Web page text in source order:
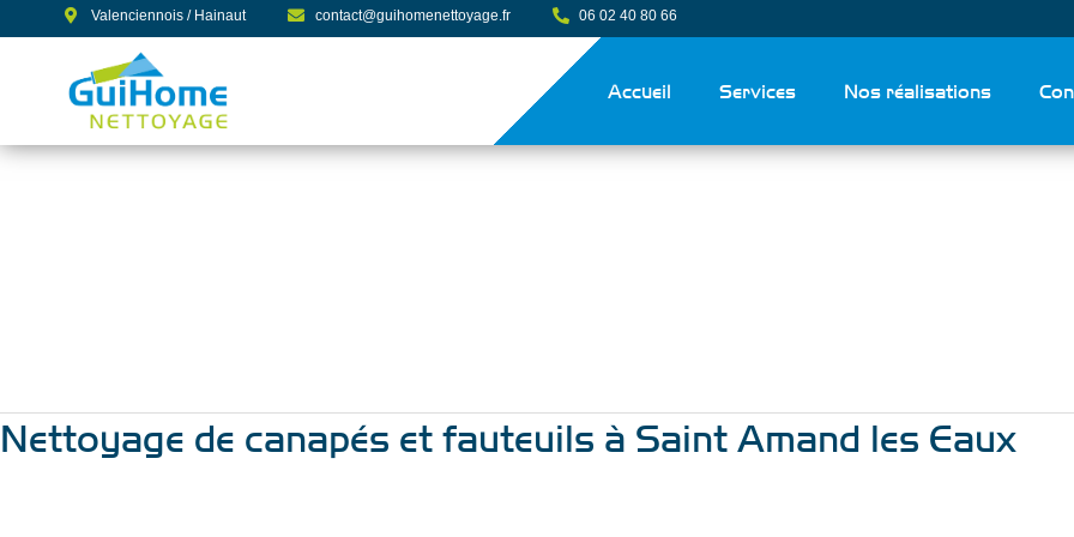
Valenciennois / Hainaut contact@guihomenettoyage.fr 06 02 40 80 66
Accueil Services Nos réalisations
Nettoyage de canapés et fauteuils à Saint Amand les Eaux
Nettoyage
de